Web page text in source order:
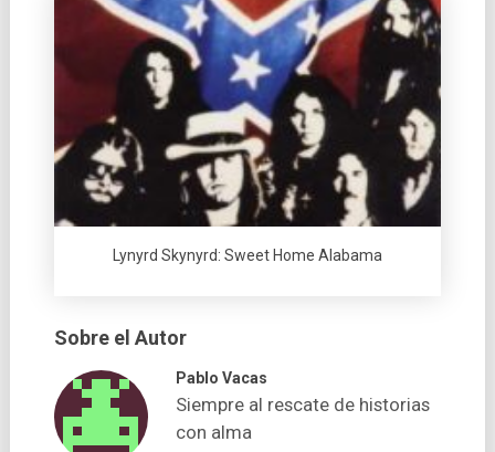
Lynyrd Skynyrd: Sweet Home Alabama
Sobre el Autor
Pablo Vacas
Siempre al rescate de historias
con alma